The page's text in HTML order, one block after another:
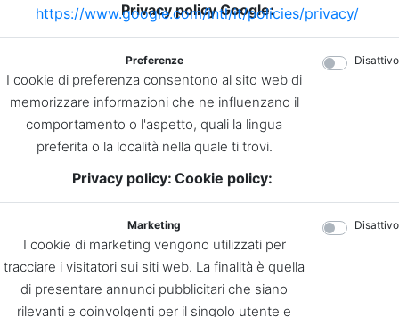
Privacy policy Google:
https://www.google.com/intl/it/policies/privacy/
Preferenze
I cookie di preferenza consentono al sito web di
memorizzare informazioni che ne influenzano il
comportamento o l'aspetto, quali la lingua
preferita o la località nella quale ti trovi.
Privacy policy: Cookie policy:
Disattivo
Marketing
I cookie di marketing vengono utilizzati per
tracciare i visitatori sui siti web. La finalità è quella
di presentare annunci pubblicitari che siano
rilevanti e coinvolgenti per il singolo utente e
Disattivo